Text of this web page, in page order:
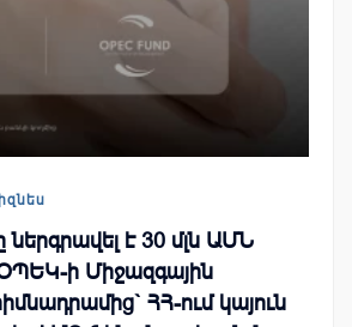
է 30 մլն ԱՄՆ
ի Միջազգային
ՀՀ-ում կայուն